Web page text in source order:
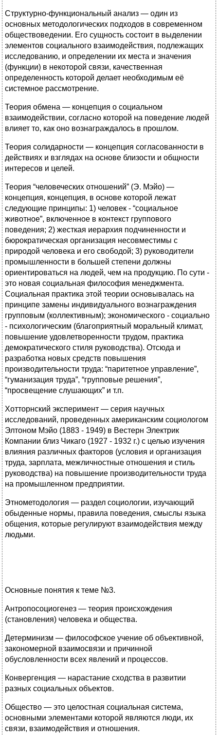
Структурно-функциональный анализ — один из
основных методологических подходов в современном
обществоведении. Его сущность состоит в выделении
элементов социального взаимодействия, подлежащих
исследованию, и определении их места и значения
(функции) в некоторой связи, качественная
определенность которой делает необходимым её
системное рассмотрение.
Теория обмена — концепция о социальном
взаимодействии, согласно которой на поведение людей
влияет то, как оно вознаграждалось в прошлом.
Теория солидарности — концепция согласованности в
действиях и взглядах на основе близости и общности
интересов и целей.
Теория “человеческих отношений” (Э. Мэйо) —
концепция, концепция, в основе которой лежат
следующие принципы: 1) человек - “социальное
животное”, включенное в контекст группового
поведения; 2) жесткая иерархия подчиненности и
бюрократическая организация несовместимы с
природой человека и его свободой; 3) руководители
промышленности в большей степени должны
ориентироваться на людей, чем на продукцию. По сути -
это новая социальная философия менеджмента.
Социальная практика этой теории основывалась на
принципе замены индивидуального вознаграждения
групповым (коллективным); экономического - социально
- психологическим (благоприятный моральный климат,
повышение удовлетворенности трудом, практика
демократического стиля руководства). Отсюда и
разработка новых средств повышения
производительности труда: “паритетное управление”,
“гуманизация труда”, “групповые решения”,
“просвещение слушающих” и т.п.
Хотторнский эксперимент — серия научных
исследований, проведенных американским социологом
Элтоном Мэйо (1883 - 1949) в Вестерн Электрик
Компании близ Чикаго (1927 - 1932 г.) с целью изучения
влияния различных факторов (условия и организация
труда, зарплата, межличностные отношения и стиль
руководства) на повышение производительности труда
на промышленном предприятии.
Этнометодология — раздел социологии, изучающий
обыденные нормы, правила поведения, смыслы языка
общения, которые регулируют взаимодействия между
людьми.
Основные понятия к теме №3.
Антропосоциогенез — теория происхождения
(становления) человека и общества.
Детерминизм — философское учение об объективной,
закономерной взаимосвязи и причинной
обусловленности всех явлений и процессов.
Конвергенция — нарастание сходства в развитии
разных социальных объектов.
Общество — это целостная социальная система,
основными элементами которой являются люди, их
связи, взаимодействия и отношения.